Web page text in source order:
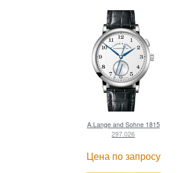
A.Lange and Sohne1815
297.026
Цена по запросу